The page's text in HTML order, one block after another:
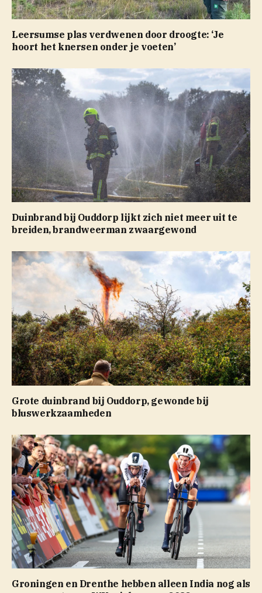
Leersumse plas verdwenen door droogte: ‘Je
hoort het knersen onder je voeten’
Duinbrand bij Ouddorp lijkt zich niet meer uit te
breiden, brandweerman zwaargewond
Grote duinbrand bij Ouddorp, gewonde bij
bluswerkzaamheden
Groningen en Drenthe hebben alleen India nog als